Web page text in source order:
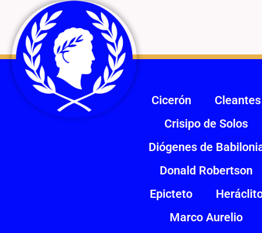
Cicerón
Cleantes
Crisipo de Solos
Diógenes de
Donald Robertson
Epicteto
Marco Aurelio